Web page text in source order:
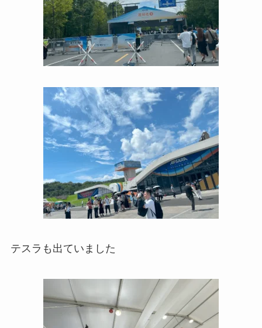
テスラも出ていました